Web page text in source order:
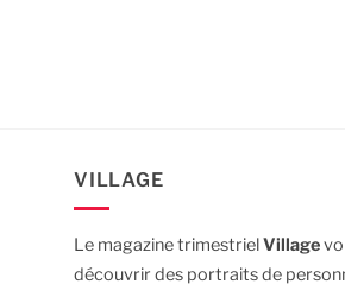
VILLAGE
Le magazine trimestrielVillage
découvrir des portraits de